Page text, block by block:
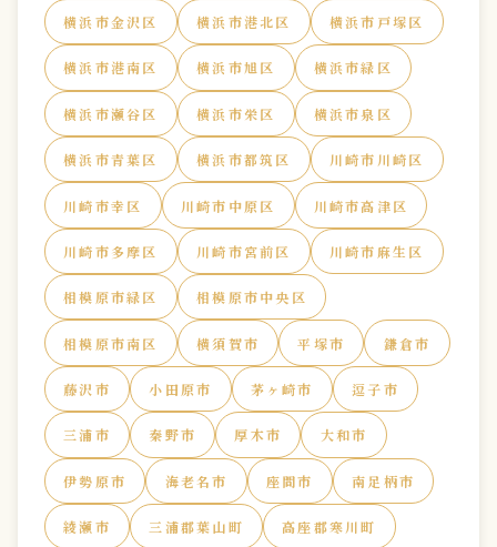
横浜市金沢区 横浜市港北区 横浜市戸塚区
横浜市港南区 横浜市旭区 横浜市緑区
横浜市瀬谷区 横浜市栄区 横浜市泉区
横浜市青葉区 横浜市都筑区 川崎市川崎区
川崎市幸区 川崎市中原区 川崎市高津区
川崎市多摩区 川崎市宮前区 川崎市麻生区
相模原市緑区 相模原市中央区
相模原市南区 横須賀市 平塚市 鎌倉市
藤沢市 小田原市 茅ヶ崎市 逗子市
三浦市 秦野市 厚木市 大和市
伊勢原市 海老名市 座間市 南足柄市
綾瀬市 三浦郡葉山町 高座郡寒川町